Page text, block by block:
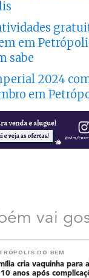
em
sabe
2024
em
vai
DO BEM
cria vaquinha para
anos após